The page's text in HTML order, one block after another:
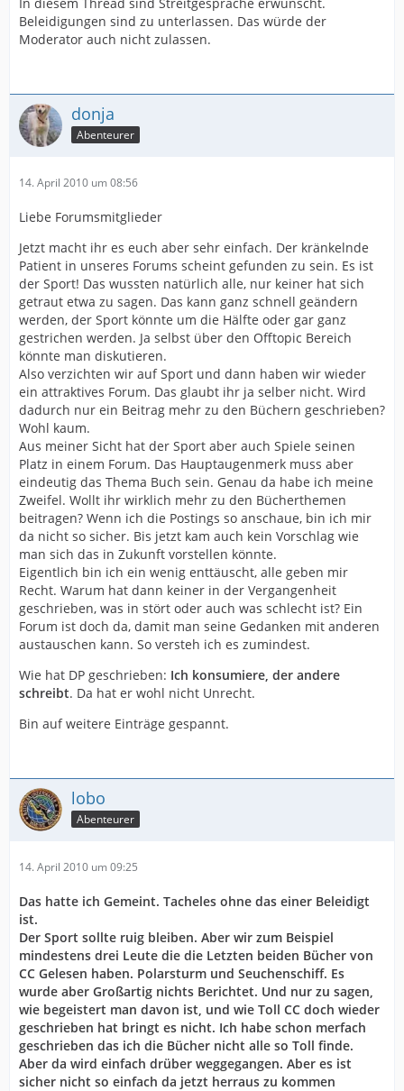
Beleidigungen sind zu unterlassen. Das würde der
Moderator auch nicht zulassen.
donja
Abenteurer
14. April 2010 um 08:56
Liebe Forumsmitglieder
Jetzt macht ihr es euch aber sehr einfach. Der kränkelnde
Patient in unseres Forums scheint gefunden zu sein. Es ist
der Sport! Das wussten natürlich alle, nur keiner hat sich
getraut etwa zu sagen. Das kann ganz schnell geändern
werden, der Sport könnte um die Hälfte oder gar ganz
gestrichen werden. Ja selbst über den Offtopic Bereich
könnte man diskutieren.
Also verzichten wir auf Sport und dann haben wir wieder
ein attraktives Forum. Das glaubt ihr ja selber nicht. Wird
dadurch nur ein Beitrag mehr zu den Büchern geschrieben?
Wohl kaum.
Aus meiner Sicht hat der Sport aber auch Spiele seinen
Platz in einem Forum. Das Hauptaugenmerk muss aber
eindeutig das Thema Buch sein. Genau da habe ich meine
Zweifel. Wollt ihr wirklich mehr zu den Bücherthemen
beitragen? Wenn ich die Postings so anschaue, bin ich mir
da nicht so sicher. Bis jetzt kam auch kein Vorschlag wie
man sich das in Zukunft vorstellen könnte.
Eigentlich bin ich ein wenig enttäuscht, alle geben mir
Recht. Warum hat dann keiner in der Vergangenheit
geschrieben, was in stört oder auch was schlecht ist? Ein
Forum ist doch da, damit man seine Gedanken mit anderen
austauschen kann. So versteh ich es zumindest.
Wie hat DP geschrieben: Ich konsumiere, der andere
schreibt. Da hat er wohl nicht Unrecht.
Bin auf weitere Einträge gespannt.
lobo
Abenteurer
14. April 2010 um 09:25
Das hatte ich Gemeint. Tacheles ohne das einer Beleidigt
ist.
Der Sport sollte ruig bleiben. Aber wir zum Beispiel
mindestens drei Leute die die Letzten beiden Bücher von
CC Gelesen haben. Polarsturm und Seuchenschiff. Es
wurde aber Großartig nichts Berichtet. Und nur zu sagen,
wie begeistert man davon ist, und wie Toll CC doch wieder
geschrieben hat bringt es nicht. Ich habe schon merfach
geschrieben das ich die Bücher nicht alle so Toll finde.
Aber da wird einfach drüber weggegangen. Aber es ist
sicher nicht so einfach da jetzt herraus zu kommen